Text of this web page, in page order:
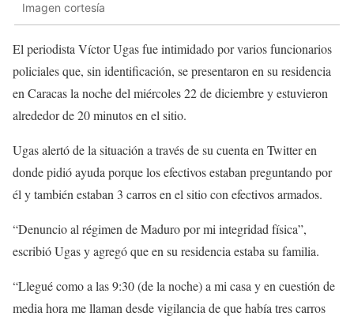
Imagen cortesía
El periodista Víctor Ugas fue intimidado por varios funcionarios
policiales que, sin identificación, se presentaron en su residencia
en Caracas la noche del miércoles 22 de diciembre y estuvieron
alrededor de 20 minutos en el sitio.
Ugas alertó de la situación a través de su cuenta en Twitter en
donde pidió ayuda porque los efectivos estaban preguntando por
él y también estaban 3 carros en el sitio con efectivos armados.
“Denuncio al régimen de Maduro por mi integridad física”,
escribió Ugas y agregó que en su residencia estaba su familia.
“Llegué como a las 9:30 (de la noche) a mi casa y en cuestión de
media hora me llaman desde vigilancia de que había tres carros